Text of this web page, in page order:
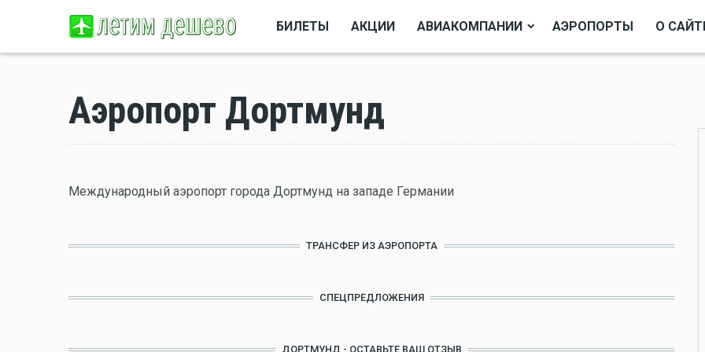
БИЛЕТЫ АКЦИИ АВИАКОМПАНИИ АЭРОПОРТЫ О
Аэропорт Дортмунд
Международный аэропорт города Дортмунд на западе Германии
ТРАНСФЕР ИЗ АЭРОПОРТА
СПЕЦПРЕДЛОЖЕНИЯ
ДОРТМУНД - ОСТАВЬТЕ ВАШ ОТЗЫВ